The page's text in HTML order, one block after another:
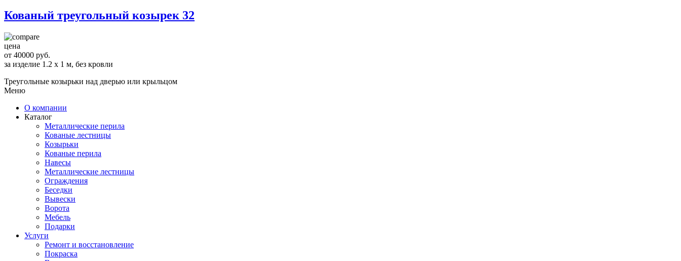
Кованый треугольный козырек 32
цена
от 40000 руб.
за изделие 1.2 x 1 м, без кровли
Треугольные козырьки над дверью или крыльцом
Меню
О компании
Каталог
Металлические перила
Кованые лестницы
Козырьки
Кованые перила
Навесы
Металлические лестницы
Ограждения
Беседки
Вывески
Ворота
Мебель
Подарки
Услуги
Ремонт и восстановление
Покраска